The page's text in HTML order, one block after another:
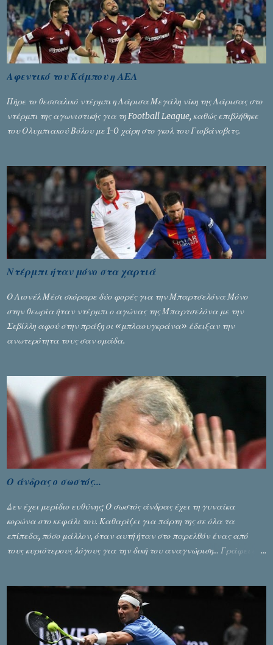
Αφεντικό του Κάμπου η ΑΕΛ
Πήρε το θεσσαλικό ντέρμπι η Λάρισα Μεγάλη νίκη της Λάρισας στο
ντέρμπι της αγωνιστικής για τη Football League, καθώς επιβλήθηκε
του Ολυμπιακού Βόλου με 1-0 χάρη στο γκολ του Γιοβάνοβιτς.
Ντέρμπι ήταν μόνο στα χαρτιά
Ο Λιονέλ Μέσι σκόραρε δύο φορές για την Μπαρτσελόνα Μόνο
στην θεωρία ήταν ντέρμπι ο αγώνας της Μπαρτσελόνα με την
Σεβίλλη αφού στην πράξη οι «μπλαουγκράνα» έδειξαν την
ανωτερότητα τους σαν ομάδα.
Ο άνδρας ο σωστός...
Δεν έχει μερίδιο ευθύνης; Ο σωστός άνδρας έχει τη γυναίκα
κορώνα στο κεφάλι του. Καθαρίζει για πάρτη της σε όλα τα
επίπεδα, πόσο μάλλον, όταν αυτή ήταν στο παρελθόν ένας από
τους κυριότερους λόγους για την δική του αναγνώριση... Γράφει ο